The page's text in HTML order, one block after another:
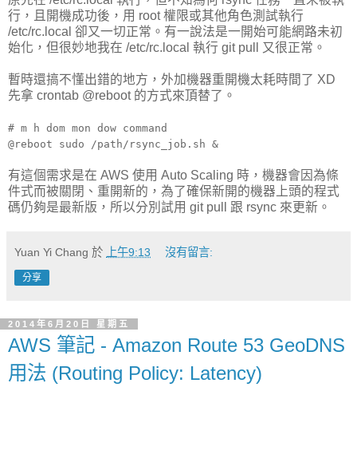
行，且開機成功後，用 root 權限或其他角色測試執行
/etc/rc.local 卻又一切正常。有一說法是一開始可能網路未初
始化，但很妙地我在 /etc/rc.local 執行 git pull 又很正常。
暫時還搞不懂出錯的地方，外加機器重開機太耗時間了 XD
先拿 crontab @reboot 的方式來頂替了。
# m h dom mon dow command
@reboot sudo /path/rsync_job.sh &
有這個需求是在 AWS 使用 Auto Scaling 時，機器會因為條
件式而被關閉、重開新的，為了確保新開的機器上頭的程式
碼仍夠是最新版，所以分別試用 git pull 跟 rsync 來更新。
Yuan Yi Chang 於 上午9:13 沒有留言:
分享
2014年6月20日 星期五
AWS 筆記 - Amazon Route 53 GeoDNS
用法 (Routing Policy: Latency)